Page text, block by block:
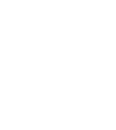
en Construcción.